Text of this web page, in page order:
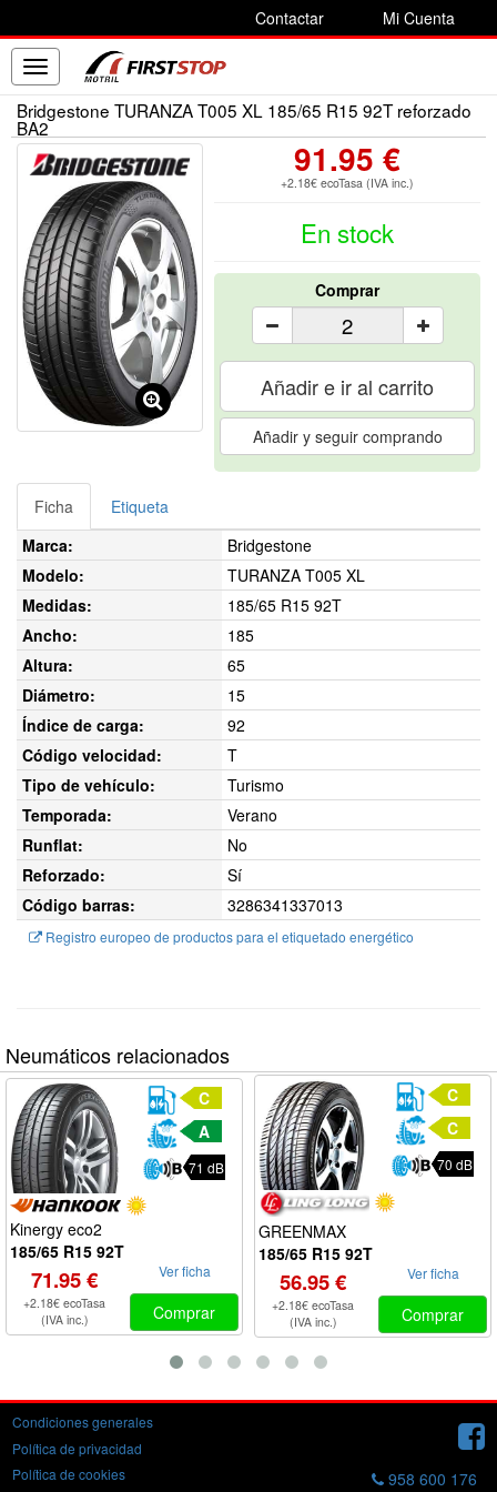
Contactar Mi Cuenta
Toggle
navigation
Bridgestone TURANZA T005 XL 185/65 R15 92T reforzado
BA2
91.95 €
+2.18€ ecoTasa (IVA inc.)
En stock
Comprar
Añadir e ir al carrito
Añadir y seguir comprando
Ficha
Etiqueta
Marca:
Bridgestone
Modelo:
TURANZA T005 XL
Medidas:
185/65 R15 92T
Ancho:
185
Altura:
65
Diámetro:
15
Índice de carga:
92
Código velocidad:
T
Tipo de vehículo:
Turismo
Temporada:
Verano
Runflat:
No
Reforzado:
Sí
Código barras:
3286341337013
Registro europeo de productos para el etiquetado energético
Neumáticos relacionados
C
A
71 dB
Kinergy eco2
185/65 R15 92T
71.95 €
+2.18€ ecoTasa
(IVA inc.)
Ver ficha
Comprar
C
C
70 dB
GREENMAX
185/65 R15 92T
56.95 €
+2.18€ ecoTasa
(IVA inc.)
Ver ficha
Comprar
Condiciones generales
Política de privacidad
Política de cookies
958 600 176